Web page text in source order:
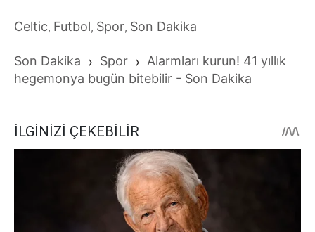
Celtic, Futbol, Spor, Son Dakika
Son Dakika › Spor › Alarmları kurun! 41 yıllık
hegemonya bugün bitebilir - Son Dakika